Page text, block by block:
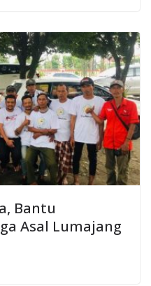
Bantu
Asal Lumajang